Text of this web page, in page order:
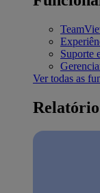
Suporte
Ver todas as